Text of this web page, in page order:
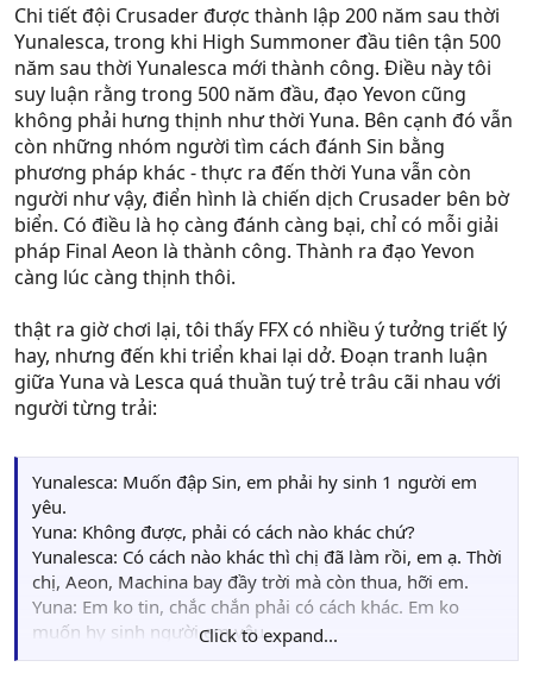
Chi tiết đội Crusader được thành lập 200 năm sau thời
Yunalesca, trong khi High Summoner đầu tiên tận 500
năm sau thời Yunalesca mới thành công. Điều này tôi
suy luận rằng trong 500 năm đầu, đạo Yevon cũng
không phải hưng thịnh như thời Yuna. Bên cạnh đó vẫn
còn những nhóm người tìm cách đánh Sin bằng
phương pháp khác - thực ra đến thời Yuna vẫn còn
người như vậy, điển hình là chiến dịch Crusader bên bờ
biển. Có điều là họ càng đánh càng bại, chỉ có mỗi giải
pháp Final Aeon là thành công. Thành ra đạo Yevon
càng lúc càng thịnh thôi.
thật ra giờ chơi lại, tôi thấy FFX có nhiều ý tưởng triết lý
hay, nhưng đến khi triển khai lại dở. Đoạn tranh luận
giữa Yuna và Lesca quá thuần tuý trẻ trâu cãi nhau với
người từng trải:
Yunalesca: Muốn đập Sin, em phải hy sinh 1 người em
yêu.
Yuna: Không được, phải có cách nào khác chứ?
Yunalesca: Có cách nào khác thì chị đã làm rồi, em ạ. Thời
chị, Aeon, Machina bay đầy trời mà còn thua, hỡi em.
Yuna: Em ko tin, chắc chắn phải có cách khác. Em ko
muốn hy sinh người em yêu.
Yunalesca: Thế em có biết cách nào khác để đập Sin ko?
Click to expand...